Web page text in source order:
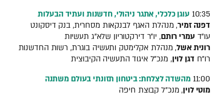
10:35 עוגן כלכלי, אתגר ניהולי, חדשנות ועתיד הבעלות
דפנה זמיר, מנהלת האגף לבנקאות מסחרית, בנק דיסקונט
עו"ד עמרי רותם, יו"ר דירקטוריון שלא"ג תעשיות
רונית אשל, מנהלת אקלימטק ותעשיה בוגרת, רשות החדשנות
רו"ח דגן לוין, מנכ"ל איגוד התעשיה הקיבוצית
11:00 מהשדה לצלחת: ביטחון תזונתי בעולם משתנה
מוטי לוין, מנכ"ל קבוצת חיפה